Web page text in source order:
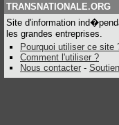
TRANSNATIONALE.ORG
Site d'information
les grandes entreprises.
Pourquoi utiliser ce site
Comment l'utiliser ?
Nous contacter - Soutien